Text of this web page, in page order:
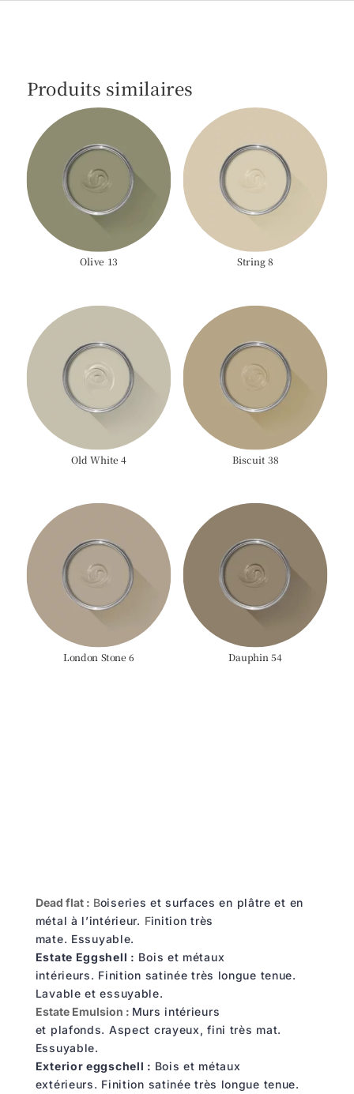
Produits similaires
Olive 13 String 8
Old White 4 Biscuit 38
London Stone 6 Dauphin 54
Dead flat : Boiseries et surfaces en plâtre et en
métal à l’intérieur. Finition très
mate. Essuyable.
Estate Eggshell : Bois et métaux
intérieurs. Finition satinée très longue tenue.
Lavable et essuyable.
Estate Emulsion : Murs intérieurs
et plafonds. Aspect crayeux, fini très mat.
Essuyable.
Exterior eggschell : Bois et métaux
extérieurs. Finition satinée très longue tenue.